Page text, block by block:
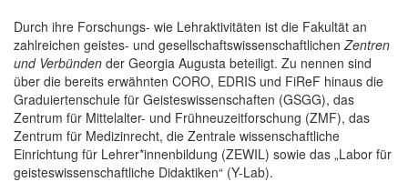
Durch ihre Forschungs- wie Lehraktivitäten ist die Fakultät an
zahlreichen geistes- und gesellschaftswissenschaftlichen Zentren
und Verbünden der Georgia Augusta beteiligt. Zu nennen sind
über die bereits erwähnten CORO, EDRIS und FiReF hinaus die
Graduiertenschule für Geisteswissenschaften (GSGG), das
Zentrum für Mittelalter- und Frühneuzeitforschung (ZMF), das
Zentrum für Medizinrecht, die Zentrale wissenschaftliche
Einrichtung für Lehrer*innenbildung (ZEWIL) sowie das „Labor für
geisteswissenschaftliche Didaktiken“ (Y-Lab).